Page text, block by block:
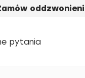
pytania